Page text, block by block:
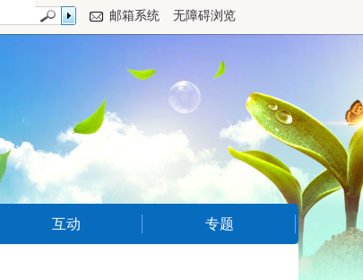
邮箱系统 无障碍浏览
互动 专题